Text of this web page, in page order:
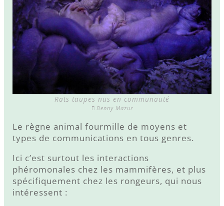
Rats-taupes nus en communauté
Benny Mazur
Le règne animal fourmille de moyens et
types de communications en tous genres.
Ici c’est surtout les interactions
phéromonales chez les mammifères, et plus
spécifiquement chez les rongeurs, qui nous
intéressent :